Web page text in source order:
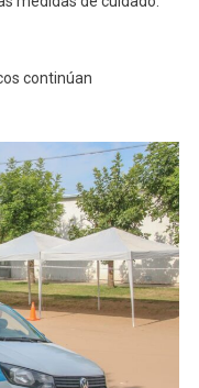
De
Villa
Obrera
continúan